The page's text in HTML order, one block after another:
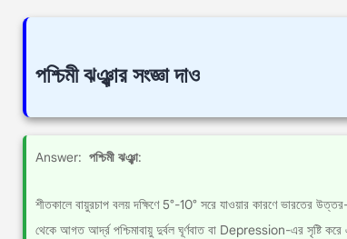
পশ্চিমী ঝঞ্ঝার সংজ্ঞা দাও
Answer: পশ্চিমী ঝঞ্ঝা:
শীতকালে বায়ুরচাপ বলয় দক্ষিণে 5°-10° সরে যাওয়ার কারণে ভারতের
থেকে আগত আর্দ্র পশ্চিমাবায়ু দুর্বল ঘূর্ণবাত বা Depression-এর সৃষ্টি করে